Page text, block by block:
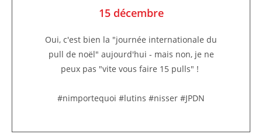
15 décembre
Oui, c'est bien la "journée internationale du
pull de noël" aujourd'hui - mais non, je ne
peux pas "vite vous faire 15 pulls" !
#nimportequoi #lutins #nisser #JPDN